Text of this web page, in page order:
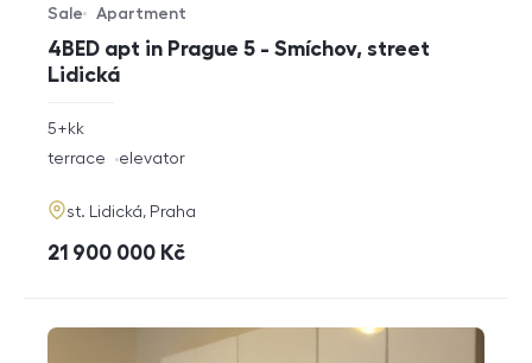
4BED apt in Prague 5 - Smíchov, street
Lidická
Offer type
Sale
Property type
Apartment
rozměry
disposition
5+kk
funkce
terrace elevator
adresa
st. Lidická, Praha
cena
21 900 000 Kč